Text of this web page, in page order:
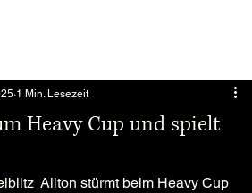
Heavy Cup und spielt
1 Min. Lesezeit
Ailton stürmt beim Heavy Cup